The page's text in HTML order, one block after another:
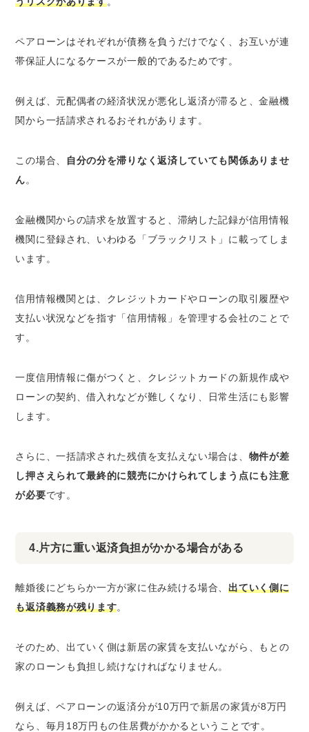
ペアローンはそれぞれが債務を負うだけでなく、お互いが連
帯保証人になるケースが一般的であるためです。
例えば、元配偶者の経済状況が悪化し返済が滞ると、金融機
関から一括請求されるおそれがあります。
この場合、
自分の分を滞りなく返済していても関係ありませ
ん。
金融機関からの請求を放置すると、滞納した記録が信用情報
機関に登録され、いわゆる「ブラックリスト」に載ってしま
います。
信用情報機関とは、クレジットカードやローンの取引履歴や
支払い状況などを指す「信用情報」を管理する会社のことで
す。
一度信用情報に傷がつくと、クレジットカードの新規作成や
ローンの契約、借入れなどが難しくなり、日常生活にも影響
します。
さらに、一括請求された残債を支払えない場合は、 物件が差
し押さえられて最終的に競売にかけられてしまう点にも注意
が必要です。
4.片方に重い返済負担がかかる場合がある
離婚後にどちらか一方が家に住み続ける場合、出ていく側に
も返済義務が残ります。
そのため、出ていく側は新居の家賃を支払いながら、もとの
家のローンも負担し続けなければなりません。
例えば、ペアローンの返済分が10万円で新居の家賃が8万円
なら、毎月18万円もの住居費がかかるということです。